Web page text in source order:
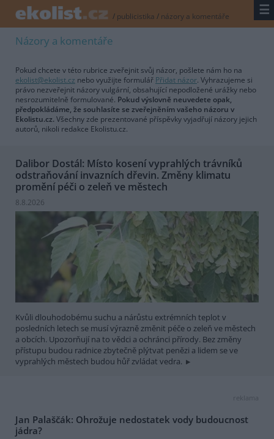
/ publicistika / názory a komentáře ☰
Názory a komentáře
Pokud chcete v této rubrice zveřejnit svůj názor, pošlete nám ho na
ekolist@ekolist.cz nebo využijte formulář Přidat názor. Vyhrazujeme si
právo nezveřejnit názory vulgární, obsahující nepodložené urážky nebo
nesrozumitelně formulované. Pokud výslovně neuvedete opak,
předpokládáme, že souhlasíte se zveřejněním vašeho názoru v
Ekolistu.cz. Všechny zde prezentované příspěvky vyjadřují názory jejich
autorů, nikoli redakce Ekolistu.cz.
Dalibor Dostál: Místo kosení vyprahlých trávníků
odstraňování invazních dřevin. Změny klimatu
promění péči o zeleň ve městech
8.8.2026
Kvůli dlouhodobému suchu a nárůstu extrémních teplot v
posledních letech se musí výrazně změnit péče o zeleň ve městech
a obcích. Upozorňují na to vědci a ochránci přírody. Bez změny
přístupu budou radnice zbytečně plýtvat penězi a lidem se ve
vyprahlých městech budou hůř zvládat vedra.
reklama
Jan Palaščák: Ohrožuje nedostatek vody budoucnost
jádra?